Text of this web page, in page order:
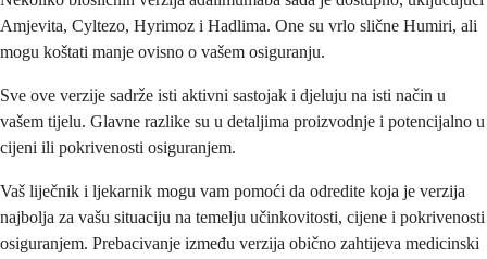
Amjevita, Cyltezo, Hyrimoz i Hadlima. One su vrlo slične Humiri, ali
mogu koštati manje ovisno o vašem osiguranju.
Sve ove verzije sadrže isti aktivni sastojak i djeluju na isti način u
vašem tijelu. Glavne razlike su u detaljima proizvodnje i potencijalno u
cijeni ili pokrivenosti osiguranjem.
Vaš liječnik i ljekarnik mogu vam pomoći da odredite koja je verzija
najbolja za vašu situaciju na temelju učinkovitosti, cijene i pokrivenosti
osiguranjem. Prebacivanje između verzija obično zahtijeva medicinski